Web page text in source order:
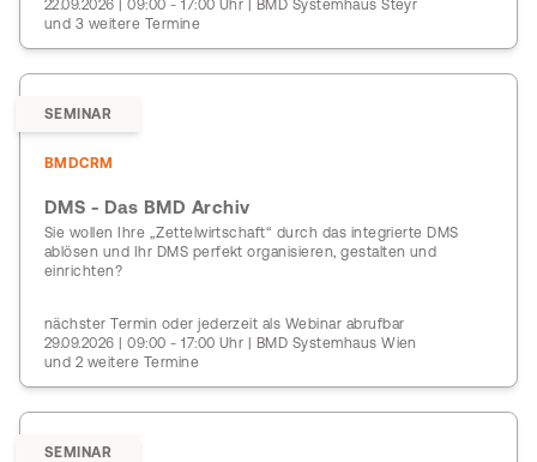
22.09.2026 | 09:00 - 17:00 Uhr | BMD Systemhaus Steyr
und 3 weitere Termine
SEMINAR
BMDCRM
DMS - Das BMD Archiv
Sie wollen Ihre „Zettelwirtschaft“ durch das integrierte DMS
ablösen und Ihr DMS perfekt organisieren, gestalten und
einrichten?
nächster Termin oder jederzeit als Webinar abrufbar
29.09.2026 | 09:00 - 17:00 Uhr | BMD Systemhaus Wien
und 2 weitere Termine
SEMINAR